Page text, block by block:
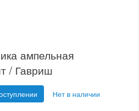
ампельная
/ Гавриш
Нет в наличии